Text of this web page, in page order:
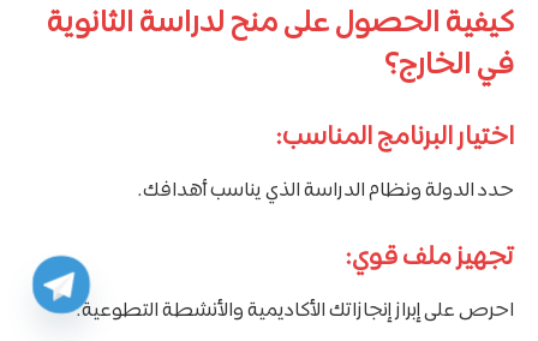
كيفية الحصول على منح لدراسة الثانوية
في الخارج؟
اختيار البرنامج المناسب:
حدد الدولة ونظام الدراسة الذي يناسب أهدافك.
تجهيز ملف قوي:
احرص على إبراز إنجازاتك الأكاديمية والأنشطة التطوعية.